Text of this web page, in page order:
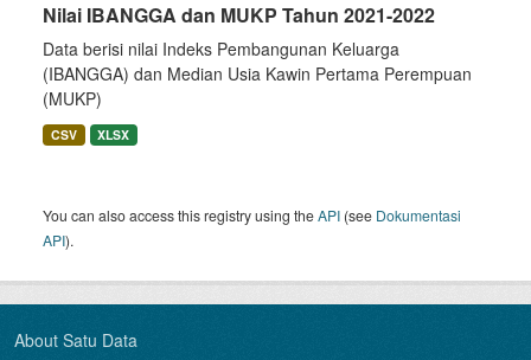
Nilai IBANGGA dan MUKP Tahun 2021-2022
Data berisi nilai Indeks Pembangunan Keluarga
(IBANGGA) dan Median Usia Kawin Pertama Perempuan
(MUKP)
CSV XLSX
You can also access this registry using theAPI (see Dokumentasi
API).
About Satu Data